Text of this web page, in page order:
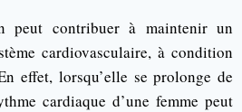
peut contribuer à maintenir un
cardiovasculaire, à condition
effet, lorsqu’elle se prolonge de
cardiaque d’une femme peut